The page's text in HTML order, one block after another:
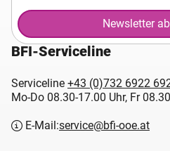
Newsletter
BFI-Serviceline
Serviceline +43 (0)732 6922
Mo-Do 08.30-17.00 Uhr, Fr
E-Mail:service@bfi-ooe.at